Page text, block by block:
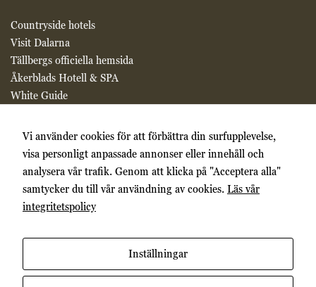
Countryside hotels
Visit Dalarna
Tällbergs officiella hemsida
Åkerblads Hotell & SPA
White Guide
Sweden by bike
Vi använder cookies för att förbättra din surfupplevelse,
visa personligt anpassade annonser eller innehåll och
analysera vår trafik. Genom att klicka på "Acceptera alla"
samtycker du till vår användning av cookies. Läs vår
integritetspolicy
Inställningar